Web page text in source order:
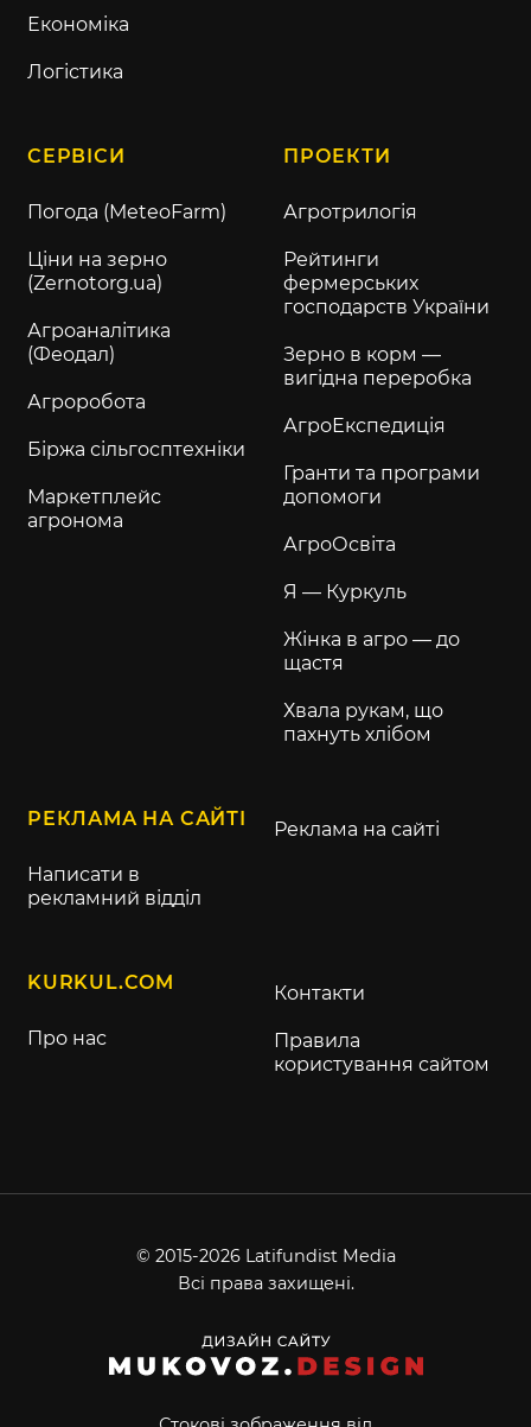
Економіка
Логістика
СЕРВІСИ
Погода (MeteoFarm)
Ціни на зерно
(Zernotorg.ua)
Агроаналітика
(Феодал)
Агроробота
Біржа сільгосптехніки
Маркетплейс
агронома
ПРОЕКТИ
Агротрилогія
Рейтинги
фермерських
господарств України
Зерно в корм —
вигідна переробка
АгроЕкспедиція
Гранти та програми
допомоги
АгроОсвіта
Я — Куркуль
Жінка в агро — до
щастя
Хвала рукам, що
пахнуть хлібом
РЕКЛАМА НА САЙТІ
Написати в
рекламний відділ
Реклама на сайті
KURKUL.COM
Про нас
Контакти
Правила
користування сайтом
© 2015-2026 Latifundist Media
Всі права захищені.